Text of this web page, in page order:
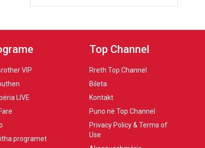
VIP
LIVE
programet
Top Channel
Rreth Top Channel
Bileta
Kontakt
Puno në Top Channel
Privacy Policy & Terms of
Use